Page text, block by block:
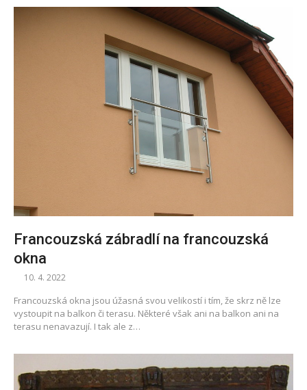
Francouzská zábradlí na francouzská
okna
10. 4. 2022
Francouzská okna jsou úžasná svou velikostí i tím, že skrz ně lze
vystoupit na balkon či terasu. Některé však ani na balkon ani na
terasu nenavazují. I tak ale z…